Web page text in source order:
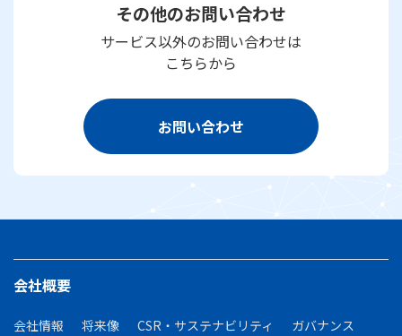
その他のお問い合わせ
サービス以外のお問い合わせは
こちらから
お問い合わせ
会社概要
会社情報 将来像 CSR・サステナビリティ
ガバナンス